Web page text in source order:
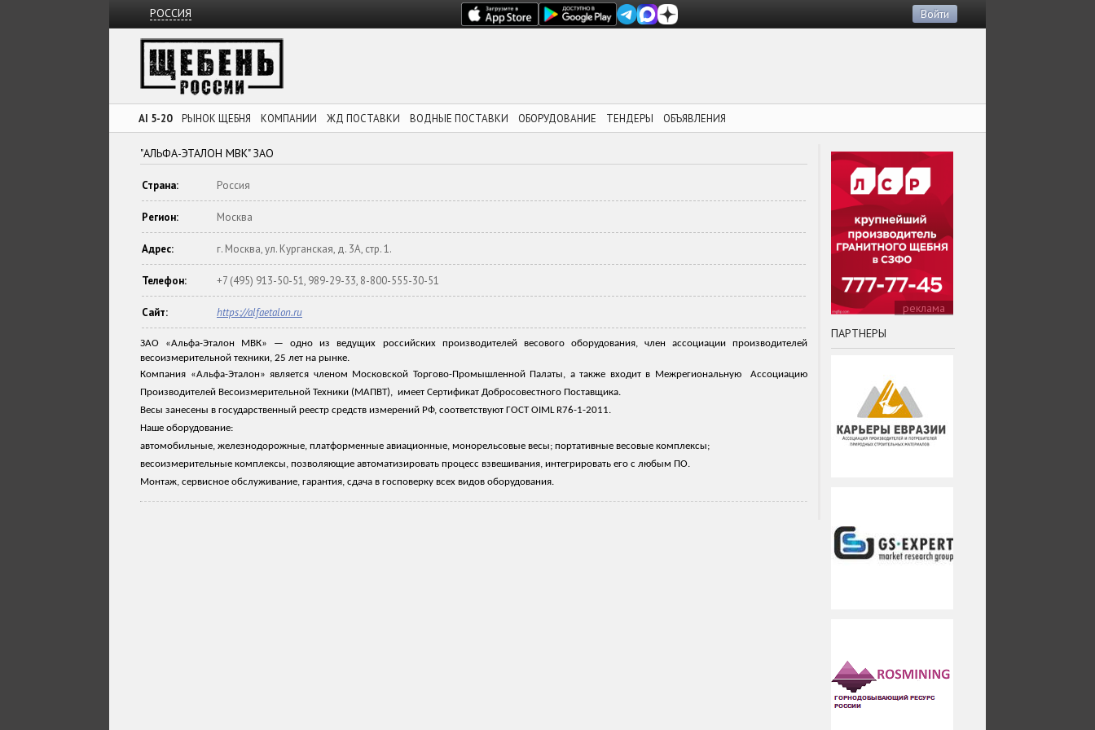
РОССИЯ Войти
AI 5-20 РЫНОК ЩЕБНЯ КОМПАНИИ ЖД ПОСТАВКИ ВОДНЫЕ ПОСТАВКИ ОБОРУДОВАНИЕ ТЕНДЕРЫ ОБЪЯВЛЕНИЯ
"АЛЬФА-ЭТАЛОН МВК" ЗАО
Страна: Россия
Регион: Москва
Адрес: г. Москва, ул. Курганская, д. 3А, стр. 1.
Телефон: +7 (495) 913-50-51, 989-29-33, 8-800-555-30-51
Сайт: https://alfaetalon.ru
ЗАО «Альфа-Эталон МВК» — одно из ведущих российских производителей весового оборудования, член ассоциации производителей
весоизмерительной техники, 25 лет на рынке.
Компания «Альфа-Эталон» является членом Московской Торгово-Промышленной Палаты, а также входит в Межрегиональную Ассоциацию
Производителей Весоизмерительной Техники (МАПВТ), имеет Сертификат Добросовестного Поставщика.
Весы занесены в государственный реестр средств измерений РФ, соответствуют ГОСТ OIML R76-1-2011.
Наше оборудование:
автомобильные, железнодорожные, платформенные авиационные, монорельсовые весы; портативные весовые комплексы;
весоизмерительные комплексы, позволяющие автоматизировать процесс взвешивания, интегрировать его с любым ПО.
Монтаж, сервисное обслуживание, гарантия, сдача в госповерку всех видов оборудования.
реклама
ПАРТНЕРЫ